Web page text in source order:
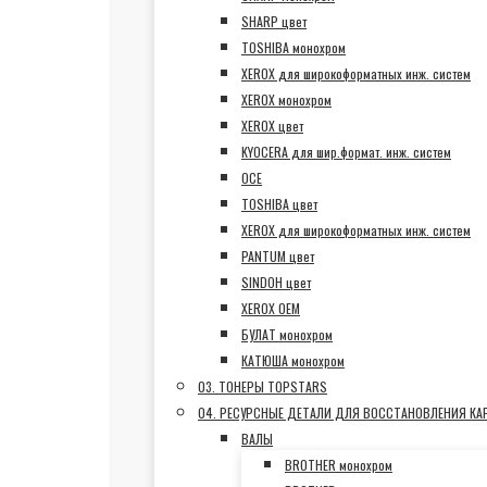
SHARP цвет
TOSHIBA монохром
XEROX для широкоформатных инж. систем
XEROX монохром
XEROX цвет
KYOCERA для шир.формат. инж. систем
OCE
TOSHIBA цвет
XEROX для широкоформатных инж. систем
PANTUM цвет
SINDOH цвет
XEROX OEM
БУЛАТ монохром
КАТЮША монохром
03. ТОНЕРЫ TOPSTARS
04. РЕСУРСНЫЕ ДЕТАЛИ ДЛЯ ВОССТАНОВЛЕНИЯ
ВАЛЫ
BROTHER монохром